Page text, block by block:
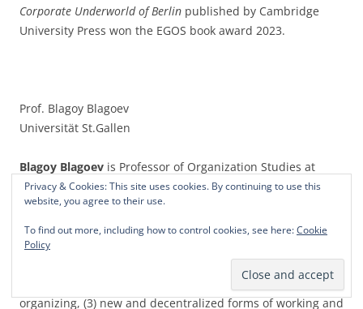
Corporate Underworld of Berlin published by Cambridge
University Press won the EGOS book award 2023.
Prof. Blagoy Blagoev
Universität St.Gallen
Blagoy Blagoev is Professor of Organization Studies at
University of St. Gallen (Switzerland). His research draws
on a temporal lens to examine the interplay of people,
organizations, and society in the context of current
technological, ecological, and cultural transformations. His
main research interests include (1) organizing and
managing for sustainability, (2) emerging technologies and
organizing, (3) new and decentralized forms of working and
Privacy & Cookies: This site uses cookies. By continuing to use this
website, you agree to their use.
To find out more, including how to control cookies, see here:Cookie
Policy